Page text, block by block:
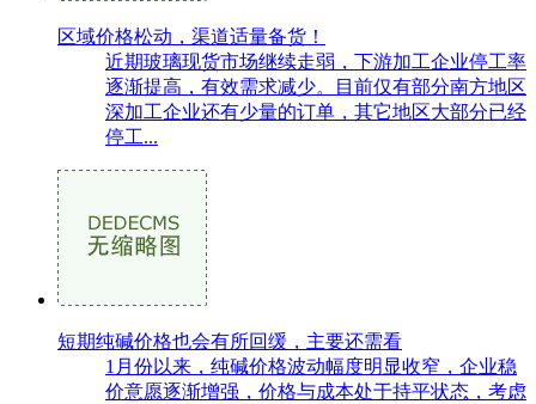
区域价格松动，渠道适量备货！
近期玻璃现货市场继续走弱，下游加工企业停工率
逐渐提高，有效需求减少。目前仅有部分南方地区
深加工企业还有少量的订单，其它地区大部分已经
停工...
短期纯碱价格也会有所回缓，主要还需看
1月份以来，纯碱价格波动幅度明显收窄，企业稳
价意愿逐渐增强，价格与成本处于持平状态，考虑